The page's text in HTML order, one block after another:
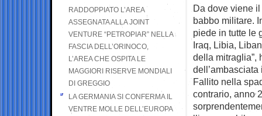
Da dove viene
babbo militare.
piede in tutte le
Iraq, Libia,
della mitraglia”,
Fallito nella
contrario, anno
RADDOPPIATO L’AREA
ASSEGNATA ALLA JOINT
VENTURE “PETROPIAR” NELLA
FASCIA DELL’ORINOCO,
L’AREA CHE OSPITA LE
MAGGIORI RISERVE MONDIALI
DI GREGGIO
LA GERMANIA SI CONFERMA IL
VENTRE MOLLE DELL’EUROPA